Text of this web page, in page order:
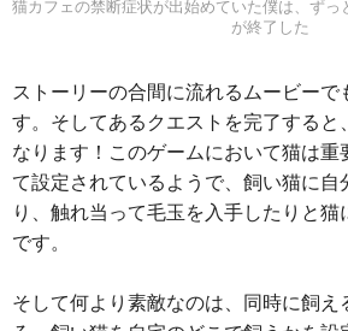
猫カフェの禁断症状が出始めていた僕は、ずっ
が終了した
ストーリーの合間に流れるムービーで
す。そしてあるクエストを完了すると
なります！このゲームにおいて猫は重
て設定されているようで、飼い猫に自
り、触れ当って毛玉を入手したりと猫
です。
そして何より素敵なのは、同時に飼え